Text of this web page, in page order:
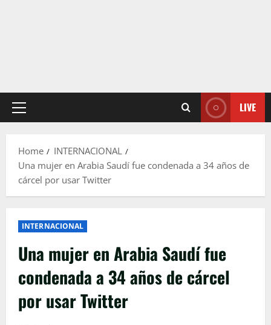
Primary
LIVE
Home
INTERNACIONAL
Una mujer en Arabia Saudí fue condenada a 34 años de
cárcel por usar Twitter
INTERNACIONAL
Una mujer en Arabia Saudí fue
condenada a 34 años de cárcel
por usar Twitter